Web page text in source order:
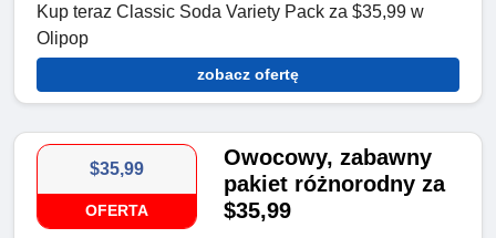
Kup teraz Classic Soda Variety Pack za $35,99 w
Olipop
zobacz ofertę
$35,99
OFERTA
Owocowy, zabawny
pakiet różnorodny za
$35,99